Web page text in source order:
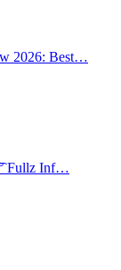
2026: Best…
Fullz Inf…